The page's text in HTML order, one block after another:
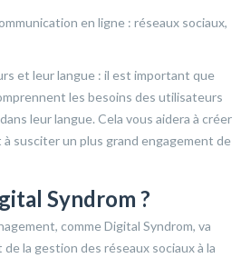
en ligne : réseaux sociaux,
et leur langue : il est important que
les besoins des utilisateurs
leur langue. Cela vous aidera à créer
susciter un plus grand engagement de
Syndrom ?
comme Digital Syndrom, va
la gestion des réseaux sociaux à la